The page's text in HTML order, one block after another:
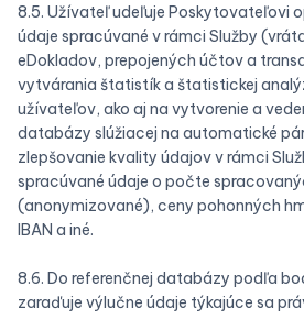
8.5. Užívateľ udeľuje Poskytovateľovi
údaje spracúvané v rámci Služby
eDokladov, prepojených účtov a
vytvárania štatistík a štatistickej
užívateľov, ako aj na vytvorenie a
databázy slúžiacej na automatické
zlepšovanie kvality údajov v rámci
spracúvané údaje o počte
(anonymizované), ceny pohonných
IBAN a iné.
8.6. Do referenčnej databázy podľa
zaraďuje výlučne údaje týkajúce sa